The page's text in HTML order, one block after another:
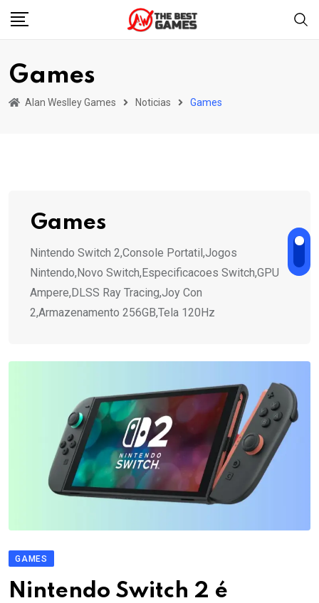
Skip
Games
Alan Weslley Games Noticias Games
Games
Nintendo Switch 2,Console Portatil,Jogos
Nintendo,Novo Switch,Especificacoes Switch,GPU
Ampere,DLSS Ray Tracing,Joy Con
2,Armazenamento 256GB,Tela 120Hz
GAMES
Nintendo Switch 2 é